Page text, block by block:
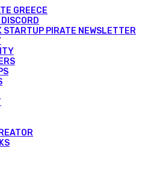
GREECE
STARTUP PIRATE NEWSLETTER